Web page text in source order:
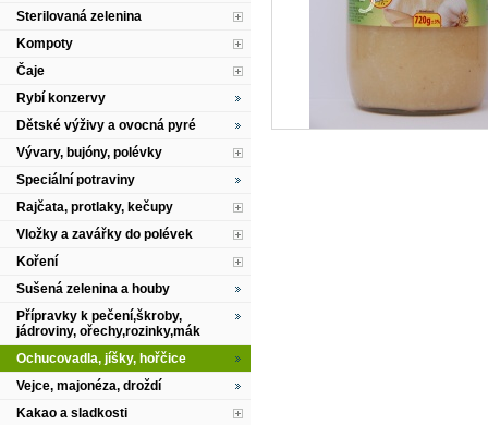
Sterilovaná zelenina
Kompoty
Čaje
Rybí konzervy
Dětské výživy a ovocná pyré
Vývary, bujóny, polévky
Speciální potraviny
Rajčata, protlaky, kečupy
Vložky a zavářky do polévek
Koření
Sušená zelenina a houby
Přípravky k pečení,škroby,
jádroviny, ořechy,rozinky,mák
Ochucovadla, jíšky, hořčice
Vejce, majonéza, droždí
Kakao a sladkosti